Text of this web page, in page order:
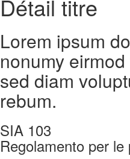
Détail titre
Lorem ipsum
nonumy
sed diam
rebum.
SIA 103
Regolamento per